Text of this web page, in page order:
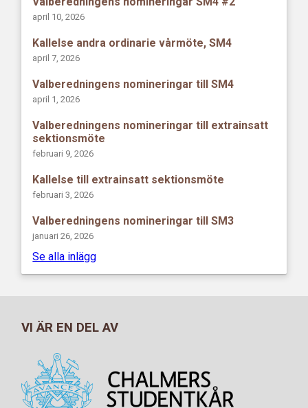
april 10, 2026
Kallelse andra ordinarie vårmöte, SM4
april 7, 2026
Valberedningens nomineringar till SM4
april 1, 2026
Valberedningens nomineringar till extrainsatt
sektionsmöte
februari 9, 2026
Kallelse till extrainsatt sektionsmöte
februari 3, 2026
Valberedningens nomineringar till SM3
januari 26, 2026
Se alla inlägg
VI ÄR EN DEL AV